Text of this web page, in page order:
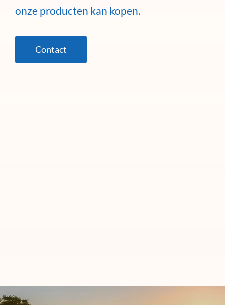
onze producten kan kopen.
Contact